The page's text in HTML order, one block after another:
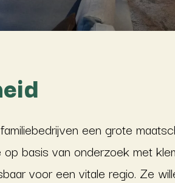
een grote
basis van onderzoek met
voor een vitale regio. Ze